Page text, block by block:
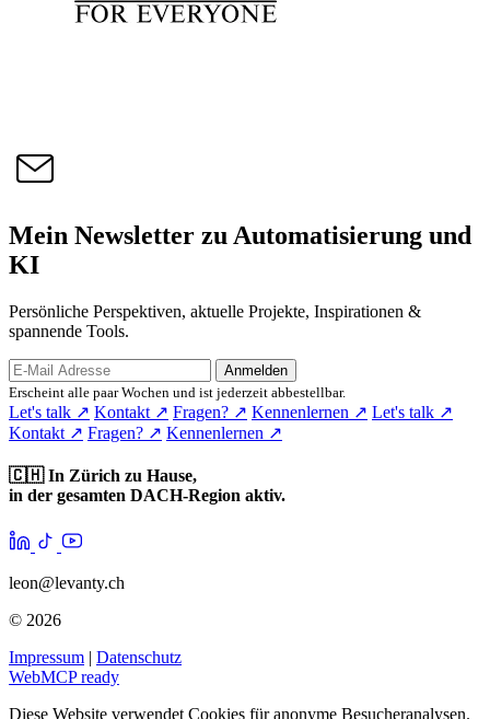
Mein Newsletter zu Automatisierung und
KI
Persönliche Perspektiven, aktuelle Projekte, Inspirationen &
spannende Tools.
Anmelden
Erscheint alle paar Wochen und ist jederzeit abbestellbar.
Let's talk ↗ Kontakt ↗ Fragen? ↗ Kennenlernen ↗ Let's talk ↗
Kontakt ↗ Fragen? ↗ Kennenlernen ↗
🇨🇭In Zürich zu Hause,
in der gesamten DACH-Region aktiv.
leon@levanty.ch
© 2026
Impressum | Datenschutz
WebMCP ready
Diese Website verwendet Cookies für anonyme Besucheranalysen.